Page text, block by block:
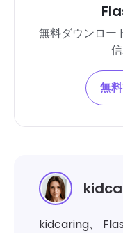
無料ダウンロー
無
kidcaring、